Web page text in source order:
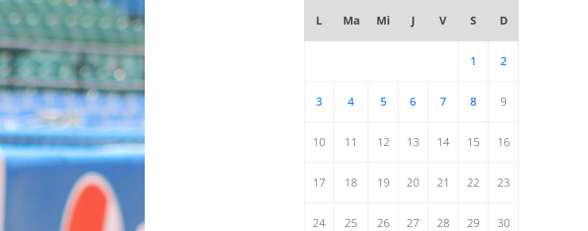
L Ma Mi J V S D
1 2
3 4 5 6 7 8 9
10 11 12 13 14 15 16
17 18 19 20 21 22 23
24 25 26 27 28 29 30